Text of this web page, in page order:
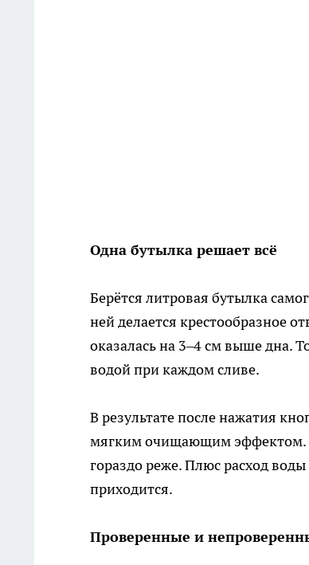
Одна бутылка решает всё
Берётся литровая бутылка
ней делается крестообразное
оказалась на 3–4 см выше дна.
водой при каждом сливе.
В результате после нажатия
мягким очищающим эффектом.
гораздо реже. Плюс расход
приходится.
Проверенные и